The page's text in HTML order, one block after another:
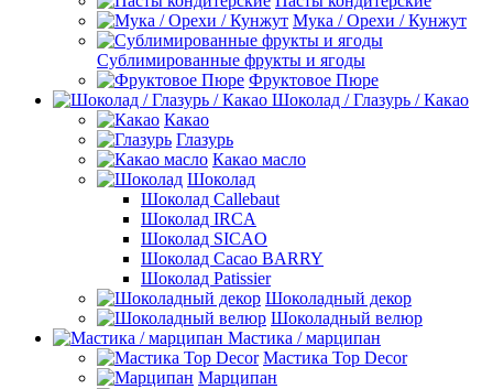
Мука / Орехи / Кунжут
Сублимированные фрукты и ягоды
Фруктовое Пюре
Шоколад / Глазурь / Какао
Какао
Глазурь
Какао масло
Шоколад
Шоколад Callebaut
Шоколад IRCA
Шоколад SICAO
Шоколад Cacao BARRY
Шоколад Patissier
Шоколадный декор
Шоколадный велюр
Мастика / марципан
Мастика Top Decor
Марципан